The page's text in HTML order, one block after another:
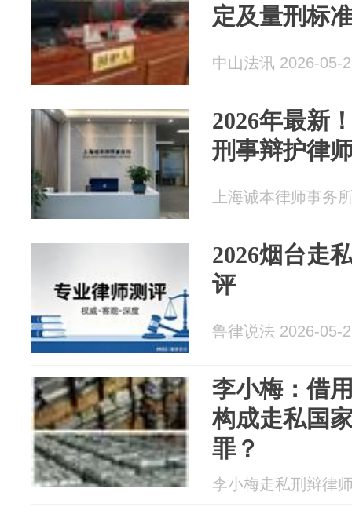
定及量刑标
中山法讯 2026-05-
2026年最新
刑事辩护律
上海诚本律师事务
2026烟台走
评
鲁律说法 2026-05-
李小梅：借
构成走私国
罪？
李小梅走私刑辩律